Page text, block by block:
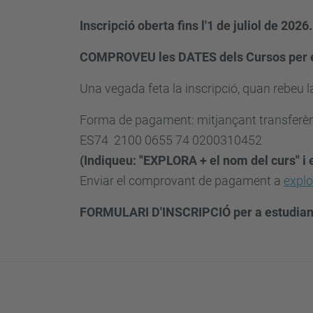
Inscripció oberta fins l'1 de juliol de 2026.
COMPROVEU les DATES dels Cursos
Una vegada feta la inscripció, quan
Forma de pagament: mitjançant
ES74 2100 0655 74 0200310452
(Indiqueu: "EXPLORA + el nom del curs"
Enviar el comprovant de pagament a
FORMULARI D'INSCRIPCIÓ per a